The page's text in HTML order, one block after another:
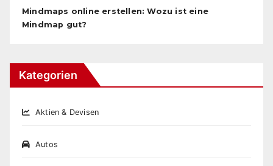
Mindmaps online erstellen: Wozu ist eine
Mindmap gut?
Kategorien
Aktien & Devisen
Autos